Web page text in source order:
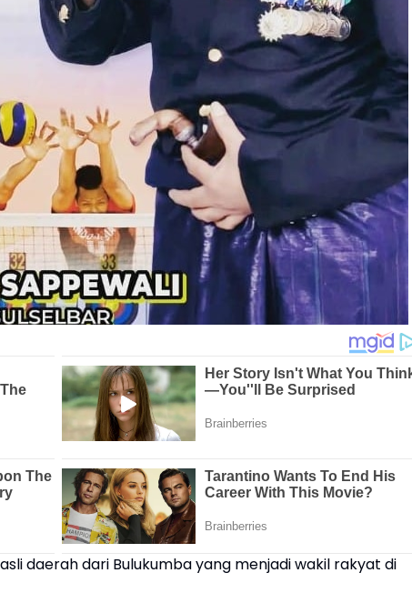
daerah dari Bulukumba yang menjadi wakil rakyat di